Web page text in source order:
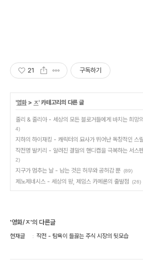
21 구독하기
'영화> ㅈ' 카테고리의 다른 글
줄리 & 줄리아 - 세상의 모든 블로거들에게 바치는 희망
4)
지하의 하이재킹 - 캐릭터의 묘사가 뛰어난 독창적인 스
작전명 발키리 - 알려진 결말의 핸디캡을 극복하는 서스
2)
지구가 멈추는 날 - 남는 것은 허무와 공허감 뿐 (89)
제노제네시스 - 세상의 왕, 제임스 카메론의 출발점 (26)
'영화/ㅈ'의 다른글
현재글 작전 - 탐욕이 들끓는 주식 시장의 뒷모습